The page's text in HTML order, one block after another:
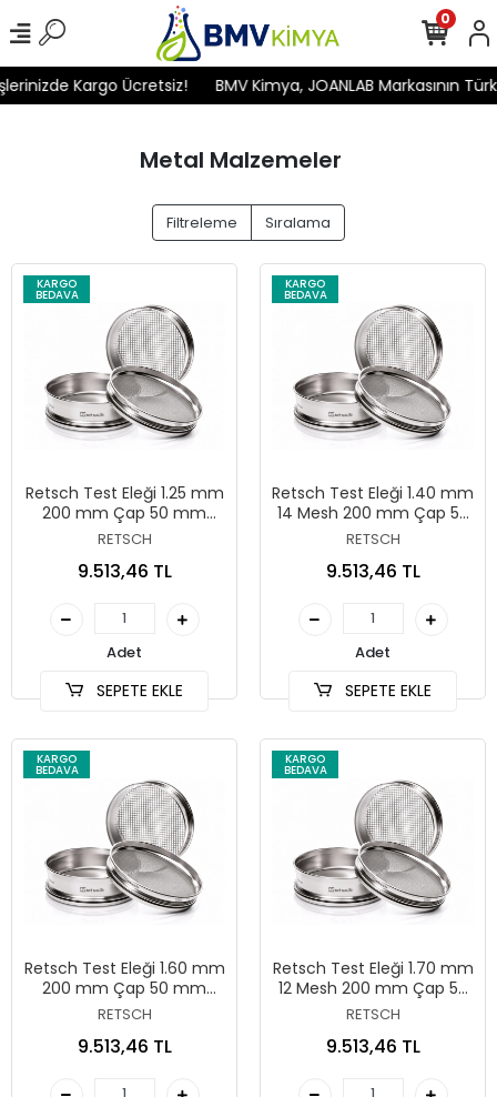
Kargo Ücretsiz! BMV Kimya, JOANLAB Markasının
0
Metal Malzemeler
Filtreleme Sıralama
KARGO
BEDAVA
Retsch Test Eleği 1.25 mm
200 mm Çap 50 mm
Yükseklik ISO 3310/1
RETSCH
9.513,46 TL
Adet
SEPETE EKLE
KARGO
BEDAVA
Retsch Test Eleği 1.40 mm
14 Mesh 200 mm Çap 50
mm Yükseklik ASTM E11
RETSCH
9.513,46 TL
Adet
SEPETE EKLE
KARGO
BEDAVA
Retsch Test Eleği 1.60 mm
200 mm Çap 50 mm
Yükseklik ISO 3310/1
RETSCH
9.513,46 TL
KARGO
BEDAVA
Retsch Test Eleği 1.70 mm
12 Mesh 200 mm Çap 50
mm Yükseklik ASTM E11
RETSCH
9.513,46 TL